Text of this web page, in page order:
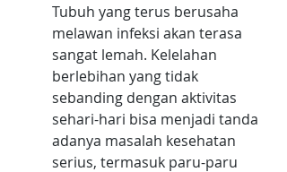
Tubuh yang terus berusaha
melawan infeksi akan terasa
sangat lemah. Kelelahan
berlebihan yang tidak
sebanding dengan aktivitas
sehari-hari bisa menjadi tanda
adanya masalah kesehatan
serius, termasuk paru-paru